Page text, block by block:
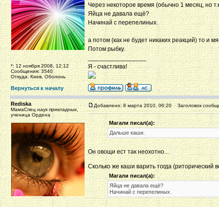
*: 12 ноября 2008, 12:12
Сообщения: 3540
Откуда: Киев, Оболонь
Через некоторое время (обычно 1 месяц, но
Яйца не давала ещё?
Начинай с перепелиных.
а потом (как не будет никаких реакций) то и
Потом рыбку.
_________________
Я - счастлива!
Вернуться к началу
Rediska
МамаСпец наук прикладных,
ученица Ордена
Добавлено: 8 марта 2010, 06:20 Заголовок
Магали писал(а):
Дальше каши.
Он овощи ест так неохотно...
Сколько же каши варить тогда (риторический
Магали писал(а):
Яйца не давала ещё?
Начинай с перепелиных.